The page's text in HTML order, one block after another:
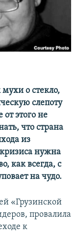
о стекло,
слепоту
этого не
что страна
из
нужна
как всегда, с
на чудо.
«Грузинской
провалила
к